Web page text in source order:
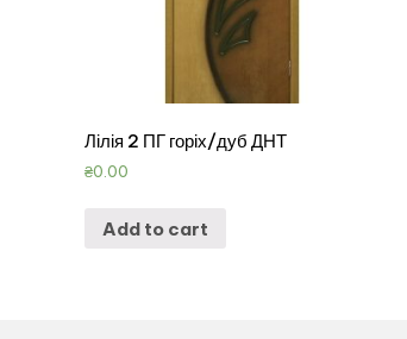
Лілія 2 ПГ горіх/дуб ДНТ
₴0.00
Add to cart